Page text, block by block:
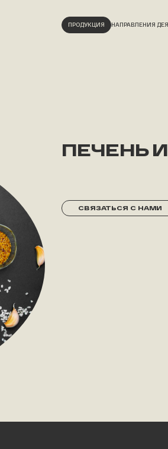
ПРОДУКЦИЯ НАПРАВЛЕНИЯ
ПЕЧЕНЬ
СВЯЗАТЬСЯ С НАМИ